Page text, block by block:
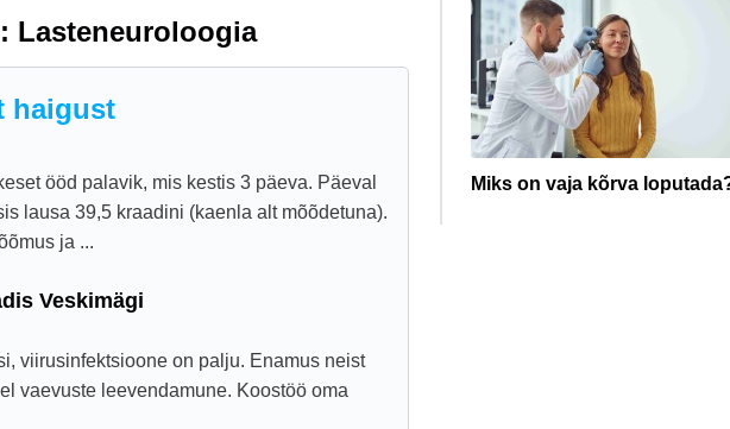
Miks on vaja kõrva
Lasteneuroloogia
haigust
ööd palavik, mis kestis 3 päeva. Päeval
lausa 39,5 kraadini (kaenla alt mõõdetuna).
ja ...
Veskimägi
viirusinfektsioone on palju. Enamus neist
vaevuste leevendamune. Koostöö oma